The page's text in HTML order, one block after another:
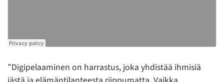
”Digipelaaminen on harrastus, joka yhdistää ihmisiä